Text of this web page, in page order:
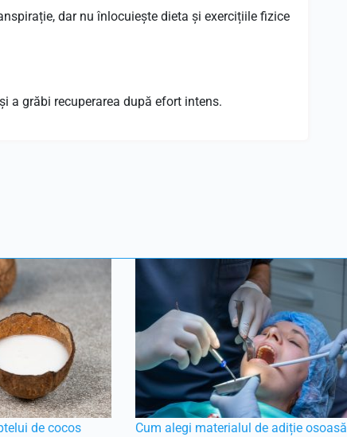
dar nu înlocuiește dieta și exercițiile fizice
a grăbi recuperarea după efort intens.
de cocos
Cum alegi materialul de adiție osoasă